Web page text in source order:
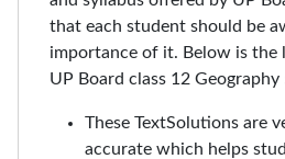
that each student should be
importance of it. Below is the
UP Board class 12 Geography
These TextSolutions are
accurate which helps